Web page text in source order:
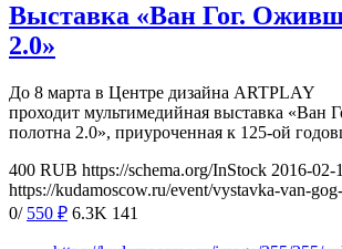
Выставка «Ван Гог.
2.0»
До 8 марта в Центре дизайна ARTPLAY
проходит мультимедийная выставка «Ван
полотна 2.0», приуроченная к 125-ой
400 RUB https://schema.org/InStock 2016-02-
https://kudamoscow.ru/event/vystavka-van-
0/ 550 ₽ 6.3K 141